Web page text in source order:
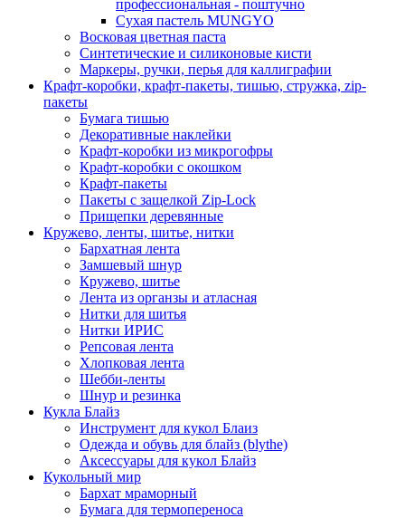
профессиональная - поштучно
Сухая пастель MUNGYO
Восковая цветная паста
Синтетические и силиконовые кисти
Маркеры, ручки, перья для каллиграфии
Крафт-коробки, крафт-пакеты, тишью, стружка, zip-
пакеты
Бумага тишью
Декоративные наклейки
Крафт-коробки из микрогофры
Крафт-коробки с окошком
Крафт-пакеты
Пакеты с защелкой Zip-Lock
Прищепки деревянные
Кружево, ленты, шитье, нитки
Бархатная лента
Замшевый шнур
Кружево, шитье
Лента из органзы и атласная
Нитки для шитья
Нитки ИРИС
Репсовая лента
Хлопковая лента
Шебби-ленты
Шнур и резинка
Кукла Блайз
Инструмент для кукол Блаиз
Одежда и обувь для блайз (blythe)
Аксессуары для кукол Блайз
Кукольный мир
Бархат мраморный
Бумага для термопереноса